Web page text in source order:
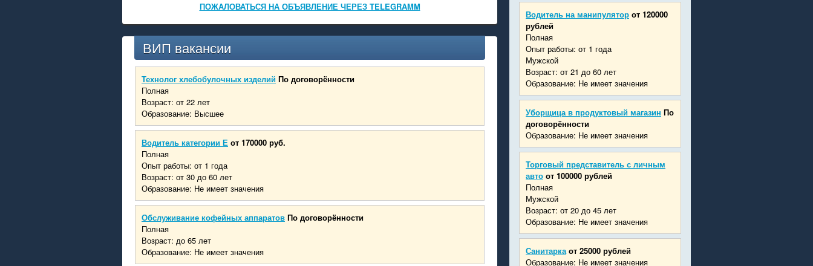
ПОЖАЛОВАТЬСЯ НА ОБЪЯВЛЕНИЕ ЧЕРЕЗ TELEGRAMM
ВИП вакансии
Технолог хлебобулочных изделий По договорённости
Полная
Возраст: от 22 лет
Образование: Высшее
Водитель категории Е от 170000 руб.
Полная
Опыт работы: от 1 года
Возраст: от 30 до 60 лет
Образование: Не имеет значения
Обслуживание кофейных аппаратов По договорённости
Полная
Возраст: до 65 лет
Образование: Не имеет значения
Водитель на манипулятор от 120000
рублей
Полная
Опыт работы: от 1 года
Мужской
Возраст: от 21 до 60 лет
Образование: Не имеет значения
Уборщица в продуктовый магазин По
договорённости
Образование: Не имеет значения
Торговый представитель с личным
авто от 100000 рублей
Полная
Мужской
Возраст: от 20 до 45 лет
Образование: Не имеет значения
Санитарка от 25000 рублей
Образование: Не имеет значения